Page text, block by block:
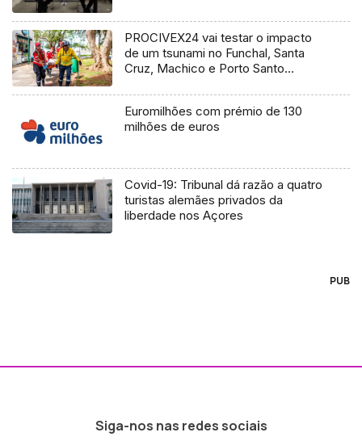
PROCIVEX24 vai testar o impacto
de um tsunami no Funchal, Santa
Cruz, Machico e Porto Santo
Euromilhões com prémio de 130
milhões de euros
Covid-19: Tribunal dá razão a quatro
turistas alemães privados da
liberdade nos Açores
PUB
Siga-nos nas redes sociais